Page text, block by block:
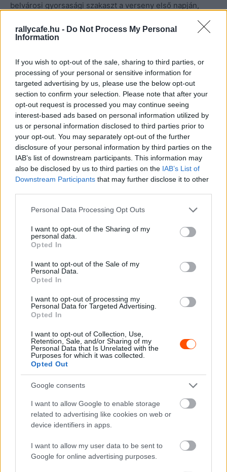
rallycafe.hu - Do Not Process My Personal
Information
If you wish to opt-out of the sale, sharing to third parties, or
processing of your personal or sensitive information for
targeted advertising by us, please use the below opt-out
section to confirm your selection. Please note that after your
opt-out request is processed you may continue seeing
interest-based ads based on personal information utilized by
us or personal information disclosed to third parties prior to
your opt-out. You may separately opt-out of the further
disclosure of your personal information by third parties on the
IAB’s list of downstream participants. This information may
also be disclosed by us to third parties on the IAB’s List of
Downstream Participants that may further disclose it to other
Please note that this website/app uses one or more Google
not limited to your visit or usage behaviour. You may click to
grant or deny consent to Google and its third-party tags to
use your data for below specified purposes in below Google
consent section.
Personal Data Processing Opt Outs
I want to opt-out of the Sharing of my
personal data.
Opted In
I want to opt-out of the Sale of my
Personal Data.
Opted In
I want to opt-out of processing my
Personal Data for Targeted Advertising.
Opted In
I want to opt-out of Collection, Use,
Retention, Sale, and/or Sharing of my
Personal Data that Is Unrelated with the
Purposes for which it was collected.
Opted Out
Google consents
I want to allow Google to enable storage
related to advertising like cookies on web or
device identifiers in apps.
I want to allow my user data to be sent to
Google for online advertising purposes.
belvárosi gyorsasági szakaszt a verseny első napján,
prológként, méghozzá megfordított útvonalon. Mivel az
biztosra vehető, hogy minden versenyző látványos
autózásra készül az estébe hajló raliünnepen.
A tavalyi versenyen tért vissza a raliba a kilencvenes és
kétezres évek kedvelt szakasza, Kisgyónbánya–
Csőszpuszta pedig az idén sem maradhatott ki a
programból. A Bakonybél–Kőrishegy gyorsasági tavaly
gyakorlatilag új szakaszként került be a magyar rali
vérkeringésébe, hiszen aszfalton autóztak a versenyzők,
ez a szakasz is ott lesz az idei versenyen.
újra szerepel a programban, ahogyan nem maradhatott ki
a Rábaring sem, amely tavaly is óriási tömeget vonzott. A
szervezők célja volt, hogy javítsanak a gyorsasági
szakaszok és az etapok arányán, ezért szombaton
napközben a mezőny nem tér vissza az ETO Parkban
található szervizparkba, hanem kihelyezett
szervizzónában lehet elvégezni a szükséges
módosításokat Zircen.
Az ORB/ORC és Historic mezőnyre 14 gyorsasági